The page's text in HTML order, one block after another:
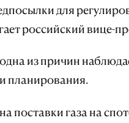
для
российский вице-
из причин
планирования.
поставки газа на